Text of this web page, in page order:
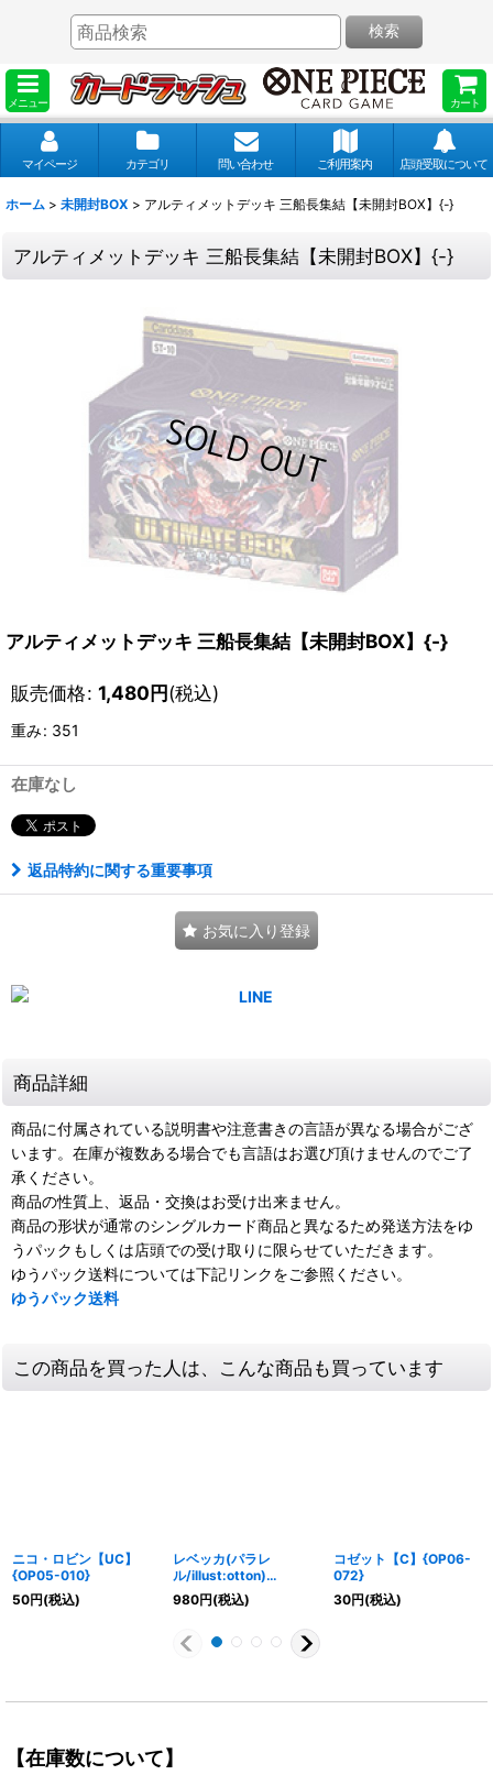
メニュー カート
検索
マイページ カテゴリ 問い合わせ ご利用案内 店頭受取について
ホーム > 未開封BOX > アルティメットデッキ 三船長集結【未開封BOX】{-}
アルティメットデッキ 三船長集結【未開封BOX】{-}
アルティメットデッキ 三船長集結【未開封BOX】{-}
販売価格: 1,480円(税込)
重み: 351
在庫なし
返品特約に関する重要事項
お気に入り登録
商品詳細
商品に付属されている説明書や注意書きの言語が異なる場合がござ
います。在庫が複数ある場合でも言語はお選び頂けませんのでご了
承ください。
商品の性質上、返品・交換はお受け出来ません。
商品の形状が通常のシングルカード商品と異なるため発送方法をゆ
うパックもしくは店頭での受け取りに限らせていただきます。
ゆうパック送料については下記リンクをご参照ください。
ゆうパック送料
この商品を買った人は、こんな商品も買っています
ニコ・ロビン【UC】
{OP05-010}
50円(税込)
レベッカ(パラレ
ル/illust:otton)
【SR/P】{OP10-058}
980円(税込)
コゼット【C】{OP06-
072}
30円(税込)
【在庫数について】